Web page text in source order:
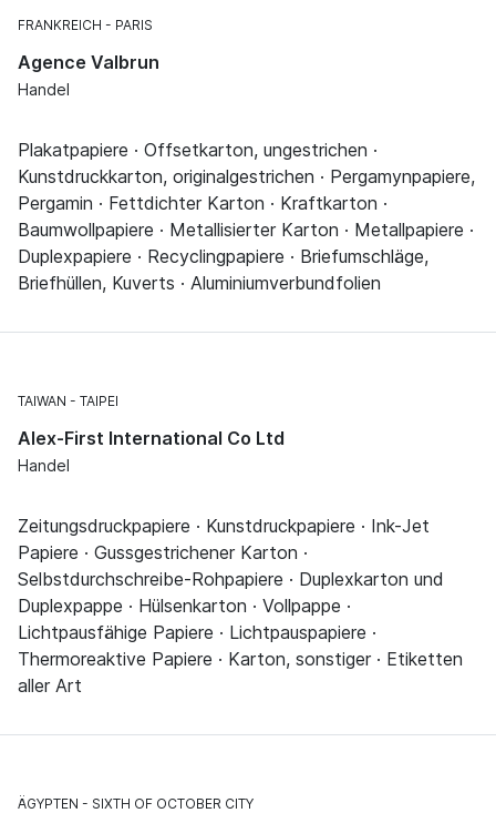
FRANKREICH PARIS
Agence Valbrun
Handel
Plakatpapiere · Offsetkarton, ungestrichen ·
Kunstdruckkarton, originalgestrichen · Pergamynpapiere,
Pergamin · Fettdichter Karton · Kraftkarton ·
Baumwollpapiere · Metallisierter Karton · Metallpapiere ·
Duplexpapiere · Recyclingpapiere · Briefumschläge,
Briefhüllen, Kuverts · Aluminiumverbundfolien
TAIWAN TAIPEI
Alex-First International Co Ltd
Handel
Zeitungsdruckpapiere · Kunstdruckpapiere · Ink-Jet
Papiere · Gussgestrichener Karton ·
Selbstdurchschreibe-Rohpapiere · Duplexkarton und
Duplexpappe · Hülsenkarton · Vollpappe ·
Lichtpausfähige Papiere · Lichtpauspapiere ·
Thermoreaktive Papiere · Karton, sonstiger · Etiketten
aller Art
ÄGYPTEN SIXTH OF OCTOBER CITY